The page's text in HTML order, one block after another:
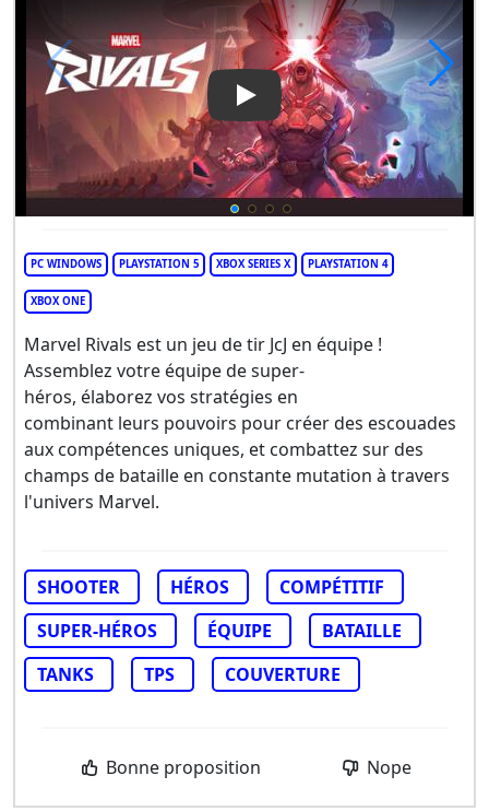
Play Video: Marvel Rivals
PC WINDOWS PLAYSTATION 5 XBOX SERIES X PLAYSTATION 4
XBOX ONE
Marvel Rivals est un jeu de tir JcJ en équipe !
Assemblez votre équipe de super-
héros, élaborez vos stratégies en
combinant leurs pouvoirs pour créer des escouades
aux compétences uniques, et combattez sur des
champs de bataille en constante mutation à travers
l'univers Marvel.
SHOOTER HÉROS
COMPÉTITIF
SUPER-HÉROS
ÉQUIPE
BATAILLE
TANKS
TPS COUVERTURE
Bonne proposition Nope